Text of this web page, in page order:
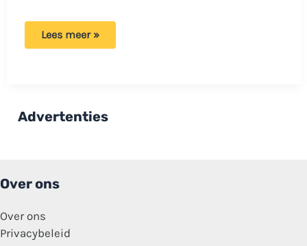
Bouwvakker
er
betalen’
Lees meer »
Advertenties
Over ons
Over ons
Privacybeleid